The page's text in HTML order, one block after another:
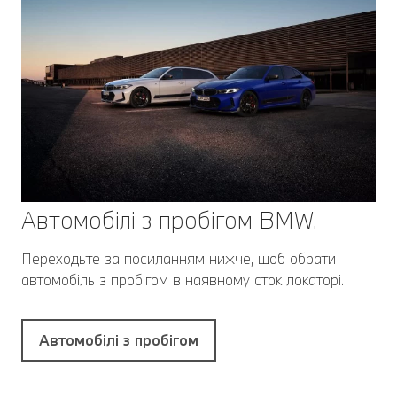
Автомобілі з пробігом BMW.
Переходьте за посиланням нижче, щоб обрати
автомобіль з пробігом в наявному сток локаторі.
Автомобілі з пробігом